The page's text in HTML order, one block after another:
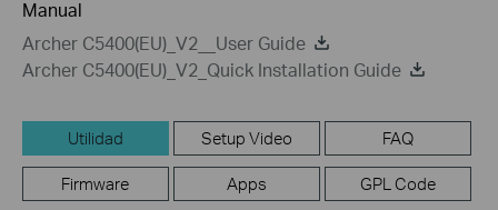
Manual
Archer C5400(EU)_V2__User Guide
Archer C5400(EU)_V2_Quick Installation Guide
Utilidad Setup Video FAQ
Firmware Apps GPL Code